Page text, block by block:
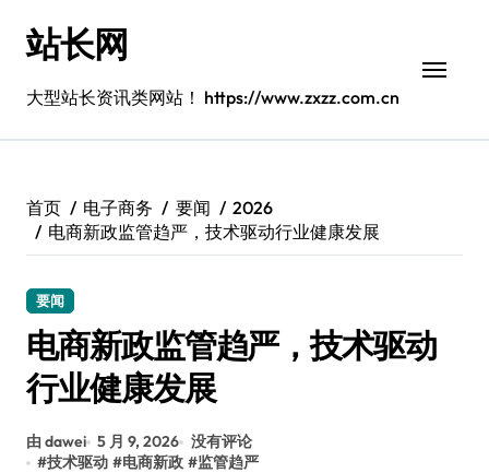
站长网
大型站长资讯类网站！ https://www.zxzz.com.cn
首页 电子商务 要闻
2026
电商新政监管趋严，技术驱动行业健康发展
要闻
电商新政监管趋严，技术驱动
行业健康发展
由 dawei 5 月 9, 2026 没有评论
#技术驱动 #电商新政 #监管趋严